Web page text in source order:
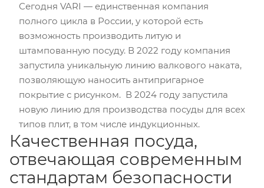
Сегодня VARI — единственная компания
полного цикла в России, у которой есть
возможность производить литую и
штампованную посуду. В 2022 году компания
запустила уникальную линию валкового наката,
позволяющую наносить антипригарное
покрытие с рисунком. В 2024 году запустила
новую линию для производства посуды для всех
типов плит, в том числе индукционных.
Качественная посуда,
отвечающая современным
стандартам безопасности